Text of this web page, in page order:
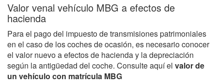
Valor venal vehículo MBG a efectos de
hacienda
Para el pago del impuesto de transmisiones patrimoniales
en el caso de los coches de ocasión, es necesario conocer
el valor nuevo a efectos de hacienda y la depreciación
según la antigüedad del coche. Consulte aquí el valor de
un vehículo con matrícula MBG